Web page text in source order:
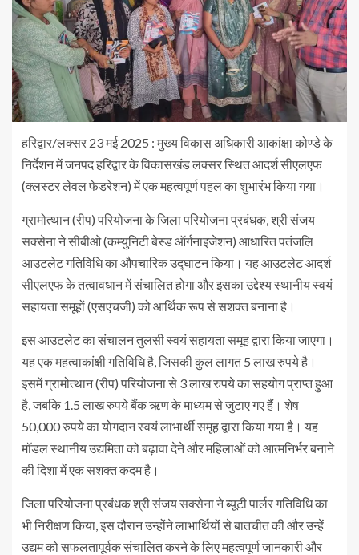
हरिद्वार/लक्सर 23 मई 2025 : मुख्य विकास अधिकारी आकांक्षा कोण्डे के
निर्देशन में जनपद हरिद्वार के विकासखंड लक्सर स्थित आदर्श सीएलएफ
(क्लस्टर लेवल फेडरेशन) में एक महत्वपूर्ण पहल का शुभारंभ किया गया।
ग्रामोत्थान (रीप) परियोजना के जिला परियोजना प्रबंधक, श्री संजय
सक्सेना ने सीबीओ (कम्युनिटी बेस्ड ऑर्गनाइजेशन) आधारित पतंजलि
आउटलेट गतिविधि का औपचारिक उद्घाटन किया। यह आउटलेट आदर्श
सीएलएफ के तत्वावधान में संचालित होगा और इसका उद्देश्य स्थानीय स्वयं
सहायता समूहों (एसएचजी) को आर्थिक रूप से सशक्त बनाना है।
इस आउटलेट का संचालन तुलसी स्वयं सहायता समूह द्वारा किया जाएगा।
यह एक महत्वाकांक्षी गतिविधि है, जिसकी कुल लागत 5 लाख रुपये है।
इसमें ग्रामोत्थान (रीप) परियोजना से 3 लाख रुपये का सहयोग प्राप्त हुआ
है, जबकि 1.5 लाख रुपये बैंक ऋण के माध्यम से जुटाए गए हैं। शेष
50,000 रुपये का योगदान स्वयं लाभार्थी समूह द्वारा किया गया है। यह
मॉडल स्थानीय उद्यमिता को बढ़ावा देने और महिलाओं को आत्मनिर्भर बनाने
की दिशा में एक सशक्त कदम है।
जिला परियोजना प्रबंधक श्री संजय सक्सेना ने ब्यूटी पार्लर गतिविधि का
भी निरीक्षण किया, इस दौरान उन्होंने लाभार्थियों से बातचीत की और उन्हें
उद्यम को सफलतापूर्वक संचालित करने के लिए महत्वपूर्ण जानकारी और